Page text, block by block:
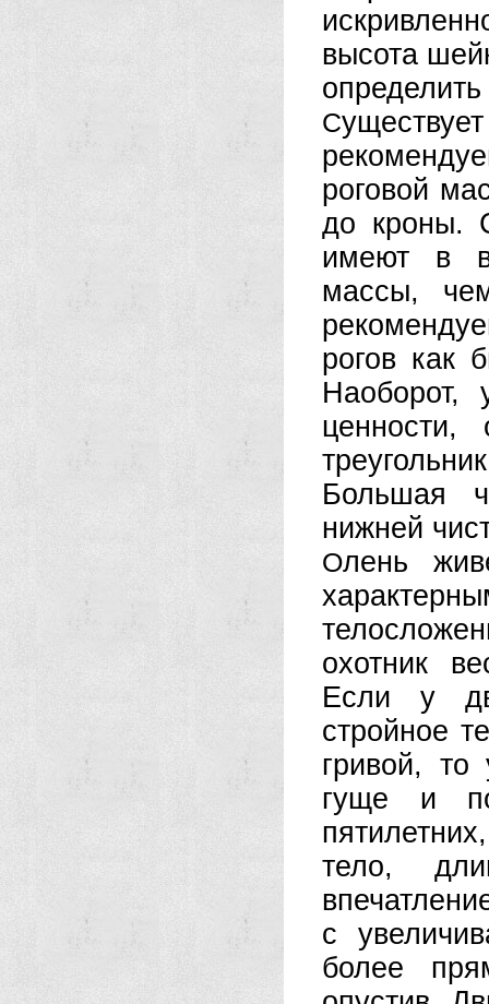
высота
С
роговой
до кроны.
имеют в
массы,
рогов как
Наоборот,
ценности,
Большая
нижней
Олень
охотник
Если у
стройное
гривой, то
гуще и
тело,
с
более